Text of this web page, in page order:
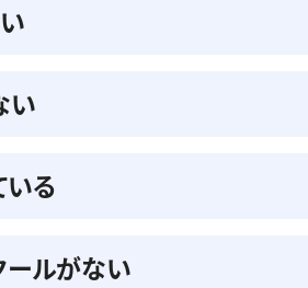
い
る
ールがない